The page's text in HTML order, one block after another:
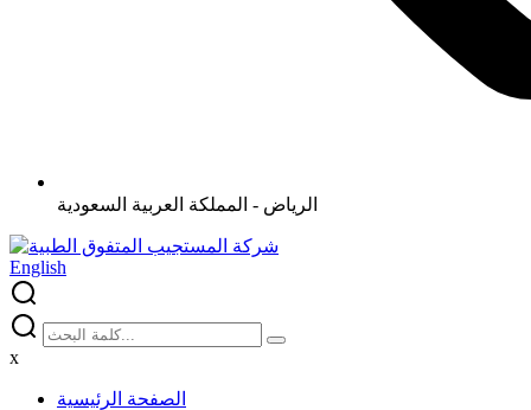
الرياض - المملكة العربية السعودية
English
x
الصفحة الرئيسية